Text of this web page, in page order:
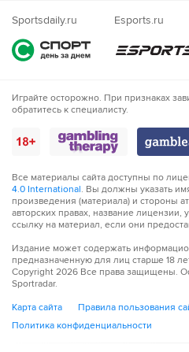
Nigeria
Sportsdaily.ru Esports.ru
Играйте осторожно. При признаках
обратитесь к специалисту.
Все материалы сайта доступны по
4.0 International. Вы должны указать
произведения (материала) и стороны
авторских правах, название лицензии,
ссылку на материал, если они
Издание может содержать
предназначенную для лиц старше 18
Copyright 2026 Все права защищены.
Sportradar.
Карта сайта
Правила пользования
Политика конфиденциальности